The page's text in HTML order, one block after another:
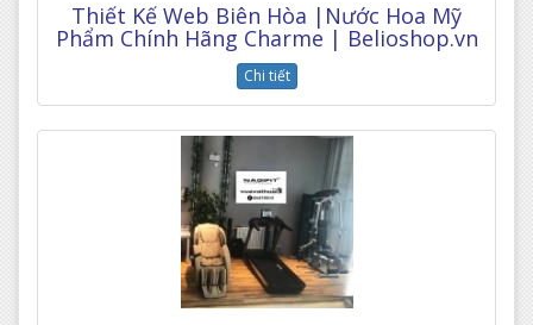
Thiết Kế Web Biên Hòa |Nước Hoa Mỹ
Phẩm Chính Hãng Charme | Belioshop.vn
Chi tiết